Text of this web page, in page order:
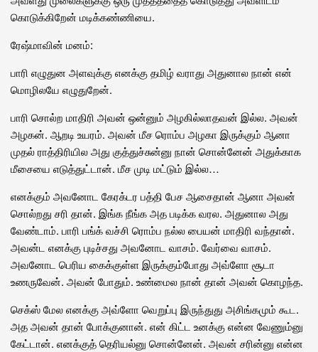
கொடுக்கிறேன் மடிக்கண்ணியை.
ரேஷ்மாவின் மனம்:
பாரி எழுதுன அளவுக்கு எனக்கு தமிழ் வராது அதுனால நான் என்
மொழிலயே எழுதுறேன்.
பாரி சொல்ற மாதிரி அவன் ஒன்னும் அழகில்லாதவன் இல்ல. அவன்
அழகன். ஆறடி உயரம். அவன் மீச ரொம்ப அழகா இருக்கும் ஆனா
முதல் ராத்திரியில அது குத்துச்சுன்னு நான் சொன்னேன் அதுக்காக
மீசையை எடுத்துட்டான். மீச முடி மட்டும் இல்ல…
எனக்கும் அவனோட கேரக்டர பத்தி பேச ஆசைதான் ஆனா அவன்
சொல்றது சரி தான். இங்க நீங்க அத படிக்க வரல. அதுனால அது
வேண்டாம். பாரி பங்க் வச்சி ரொம்ப நல்ல பையன் மாதிரி வந்தான்.
அவன்ட எனக்கு புடிச்சது அவனோட வாசம். வேர்வை வாசம்.
அவனோட பெரிய கைக்குள்ள இருக்கும்போது அவ்ளோ சூடா
உணருவேன். அவன் போதும். உண்மைல நான் தான் அவன் கொழந்த.
செக்ஸ் மேல எனக்கு அவ்ளோ வெறுப்பு இருந்துது அசிங்கமும் கூட.
அத அவன் தான் போக்குனான். என் கிட்ட உனக்கு என்ன வேணும்னு
கேட்டான். எனக்குத் தெரியல்னு சொன்னேன். அவன் சரின்னு என்ன